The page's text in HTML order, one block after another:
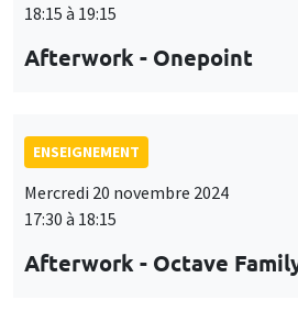
18:15 à 19:15
Afterwork - Onepoint
ENSEIGNEMENT
Mercredi 20 novembre 2024
17:30 à 18:15
Afterwork - Octave